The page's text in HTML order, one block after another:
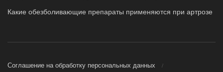
Какие обезболивающие препараты применяются при артрозе
Соглашение на обработку персональных данных